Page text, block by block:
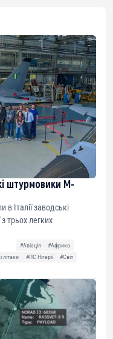
штурмовики M-
в Італії заводські
трьох легких
#Авіація
#Африка
літаки #ПС Нігерії
#Світ